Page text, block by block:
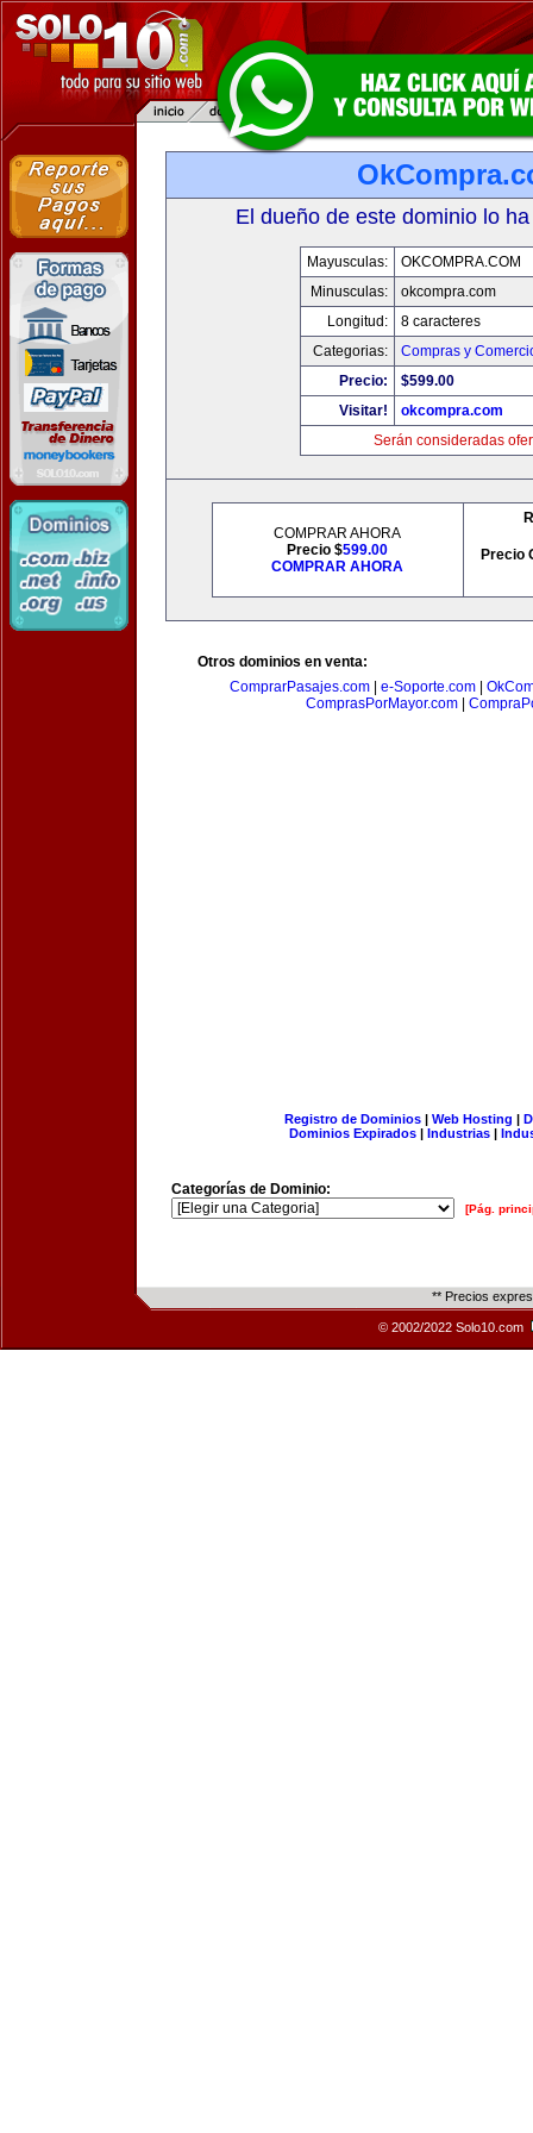
El dueño de este dominio lo
Mayusculas:
OKCOMPRA.COM
Minusculas:
okcompra.com
Longitud:
8 caracteres
Categorias:
Compras y
Precio:
$599.00
Visitar!
okcompra.com
Serán consideradas
COMPRAR AHORA
Precio $599.00
COMPRAR AHORA
Precio
Otros dominios en venta:
ComprarPasajes.com
e-Soporte.com
ComprasPorMayor.com|
Registro de Dominios| Web Hosting |
Dominios Expirados | Industrias |
Categorías de Dominio:
[Pág.
** Precios
© 2002/2022 Solo10.com